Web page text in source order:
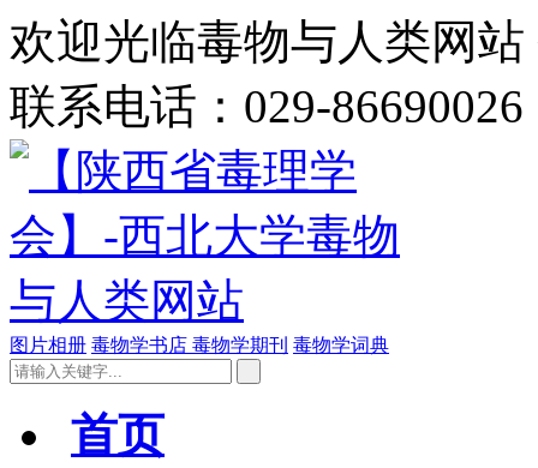
欢迎光临毒物与人类网
联系电话：029-86690026
图片相册 毒物学书店 毒物学期刊 毒物学词典
首页